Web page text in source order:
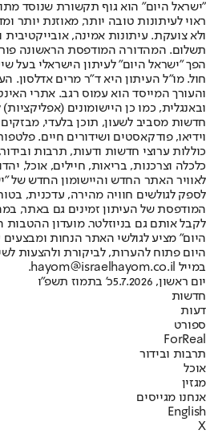
"ישראל היום" הוא גוף תקשורת שנוסד
ראוי לעיתונות טובה יותר, מאוזנת יותר
ולא צועקת. עיתונות אמינה, אובייקטיבית
הפך "ישראל היום" לעיתון הישראלי בעל
חול. מו"ל העיתון היא ד"ר מרים אדלסון.
והעורך המייסד הוא עמוס רגב. אתרי
חדשות מסביב לשעון, תוכן בלעדי, מבזקים
וידיאו, פודקאסטים ושידורים חיים.
כוללות ערוצי חדשות ודעות, תרבות
לאוויר האתר החדש והיישומון החדש של
לספק לגולשים חוויה מהירה, עדכנית,
המודפסת של העיתון זמינים גם באתר,
לקבל אותם גם בניוזלטר. מועדון ההטבות
היום" מציע לגולשי האתר הנחות ומבצעים
היום פתוח להערות, לביקורת ולהצעות
במייל hayom@israelhayom.co.il.
יום ראשון, 5.7.2026
כ' בתמוז תשפ"ו
חדשות
דעות
ספורט
ForReal
תרבות ובידור
אוכל
מגזין
אנחנו מגייסים
English
X